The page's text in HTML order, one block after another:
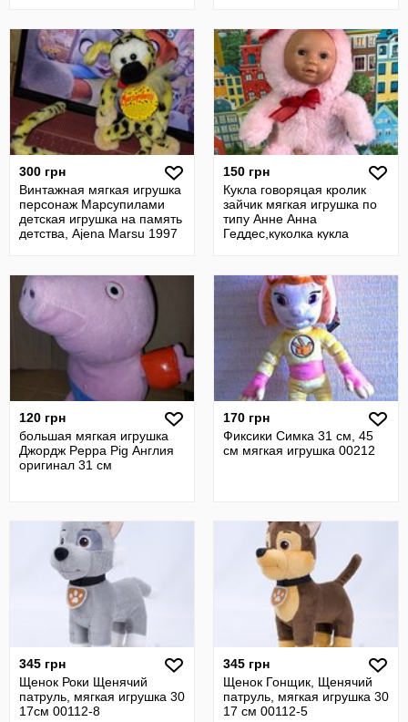
300 грн
Винтажная мягкая игрушка
персонаж Марсупилами
детская игрушка на память
детства, Ajena Marsu 1997
150 грн
Кукла говоряцая кролик
зайчик мягкая игрушка по
типу Анне Анна
Геддес,куколка кукла
120 грн
большая мягкая игрушка
Джордж Peppa Pig Англия
оригинал 31 см
170 грн
Фиксики Симка 31 см, 45
см мягкая игрушка 00212
345 грн
Щенок Роки Щенячий
патруль, мягкая игрушка 30
17см 00112-8
345 грн
Щенок Гонщик, Щенячий
патруль, мягкая игрушка 30
17 см 00112-5